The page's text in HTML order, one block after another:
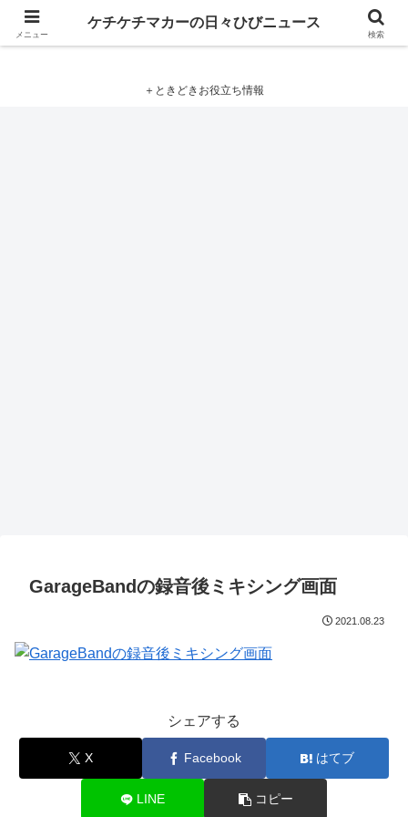
ケチケチマカーの日々ひびニュース
＋ときどきお役立ち情報
GarageBandの録音後ミキシング画面
2021.08.23
シェアする
X Facebook はてブ
LINE コピー
メニュー
ケチケチマカーの日々ひびニュース
検索